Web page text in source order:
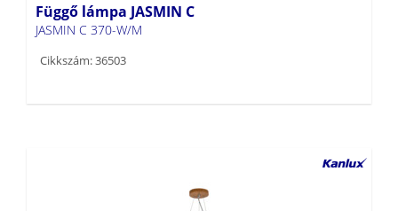
Függő lámpa JASMIN C
JASMIN C 370-W/M
Cikkszám: 36503